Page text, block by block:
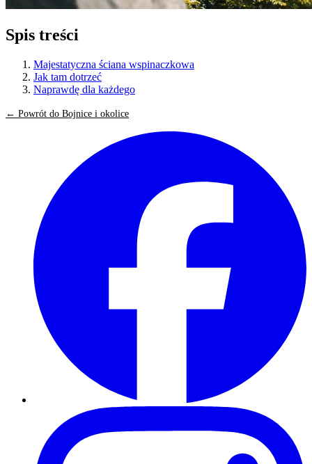
Spis treści
Majestatyczna ściana wspinaczkowa
Jak tam dotrzeć
Naprawdę dla każdego
← Powrót do Bojnice i okolice